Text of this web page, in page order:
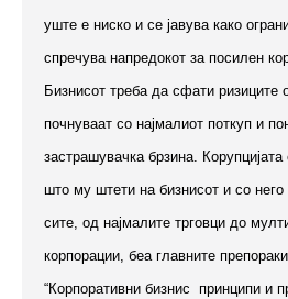
уште е ниско и се јавува како
спречува напредокот за посилен
Бизнисот треба да сфати ризиците
почнуваат со најмалиот поткуп и
застрашувачка брзина.
што му штети на бизнисот и со
сите, од најмалите трговци до
корпорации, беа главните
“Корпоративни бизнис принципи и